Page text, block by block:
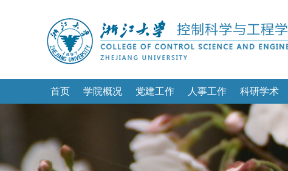
首页 学院概况 党建工作 人事工作 科研学术